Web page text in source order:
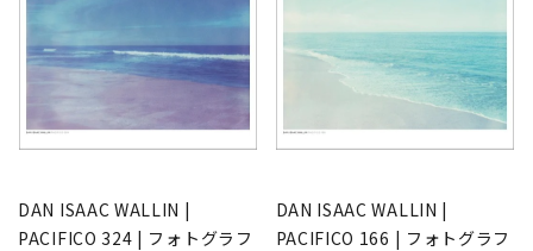
DAN ISAAC WALLIN |
PACIFICO 324 | フォトグラフ
DAN ISAAC WALLIN |
PACIFICO 166 | フォトグラフ